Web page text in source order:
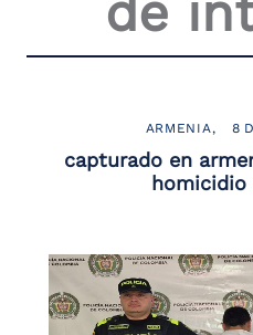
reader
de
ARMENIA 8
capturado en
homicidio